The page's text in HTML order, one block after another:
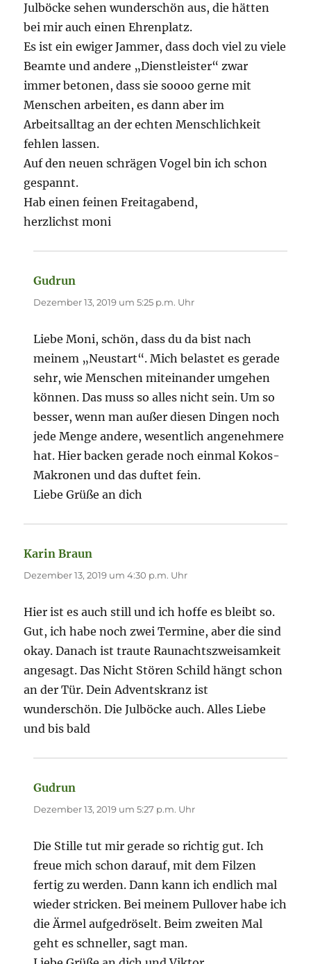
Julböcke sehen wunderschön aus, die hätten
bei mir auch einen Ehrenplatz.
Es ist ein ewiger Jammer, dass doch viel zu viele
Beamte und andere „Dienstleister“ zwar
immer betonen, dass sie soooo gerne mit
Menschen arbeiten, es dann aber im
Arbeitsalltag an der echten Menschlichkeit
fehlen lassen.
Auf den neuen schrägen Vogel bin ich schon
gespannt.
Hab einen feinen Freitagabend,
herzlichst moni
Gudrun
Dezember 13, 2019 um 5:25 p.m. Uhr
Liebe Moni, schön, dass du da bist nach
meinem „Neustart“. Mich belastet es gerade
sehr, wie Menschen miteinander umgehen
können. Das muss so alles nicht sein. Um so
besser, wenn man außer diesen Dingen noch
jede Menge andere, wesentlich angenehmere
hat. Hier backen gerade noch einmal Kokos-
Makronen und das duftet fein.
Liebe Grüße an dich
Karin Braun
Dezember 13, 2019 um 4:30 p.m. Uhr
Hier ist es auch still und ich hoffe es bleibt so.
Gut, ich habe noch zwei Termine, aber die sind
okay. Danach ist traute Raunachtszweisamkeit
angesagt. Das Nicht Stören Schild hängt schon
an der Tür. Dein Adventskranz ist
wunderschön. Die Julböcke auch. Alles Liebe
und bis bald
Gudrun
Dezember 13, 2019 um 5:27 p.m. Uhr
Die Stille tut mir gerade so richtig gut. Ich
freue mich schon darauf, mit dem Filzen
fertig zu werden. Dann kann ich endlich mal
wieder stricken. Bei meinem Pullover habe ich
die Ärmel aufgedröselt. Beim zweiten Mal
geht es schneller, sagt man.